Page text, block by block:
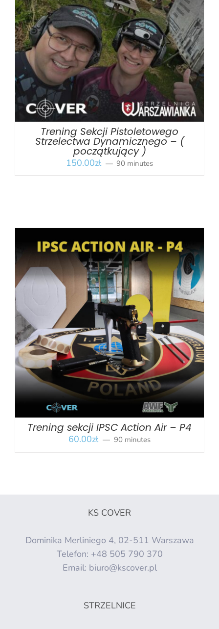
BOOK / SZCZEGÓŁY
Trening Sekcji Pistoletowego
Strzelectwa Dynamicznego – (
początkujący )
150.00zł 90 minutes
BOOK SZCZEGÓŁY
Trening sekcji IPSC Action Air – P4
60.00zł 90 minutes
KS COVER
Dominika Merliniego 4, 02-511 Warszawa
Telefon: +48 505 790 370
Email: biuro@kscover.pl
STRZELNICE